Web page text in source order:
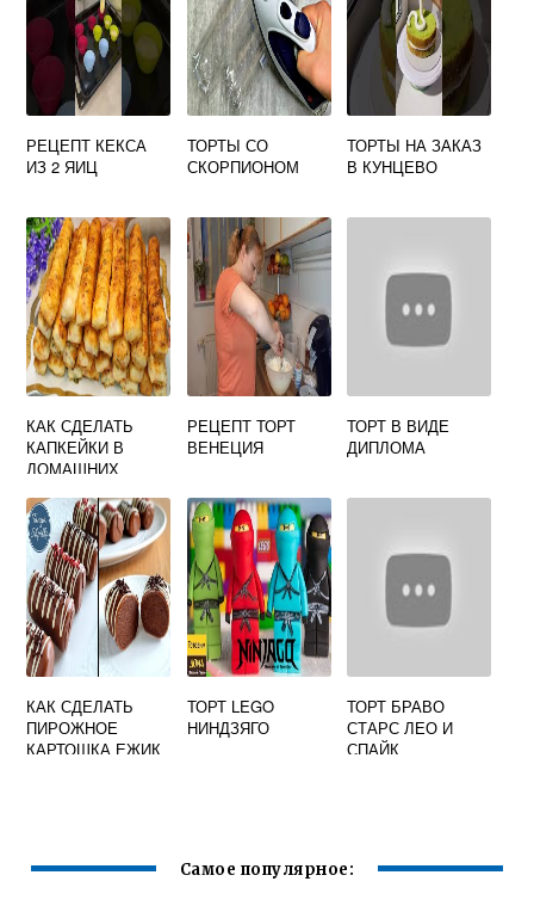
РЕЦЕПТ КЕКСА
ИЗ 2 ЯИЦ
ТОРТЫ СО
СКОРПИОНОМ
ТОРТЫ НА ЗАКАЗ
В КУНЦЕВО
КАК СДЕЛАТЬ
КАПКЕЙКИ В
ДОМАШНИХ
РЕЦЕПТ С ФОТО
ПОШАГОВО
РЕЦЕПТ ТОРТ
ВЕНЕЦИЯ
ТОРТ В ВИДЕ
ДИПЛОМА
КАК СДЕЛАТЬ
ПИРОЖНОЕ
КАРТОШКА ЕЖИК
ТОРТ LEGO
НИНДЗЯГО
ТОРТ БРАВО
СТАРС ЛЕО И
СПАЙК
Самое популярное: